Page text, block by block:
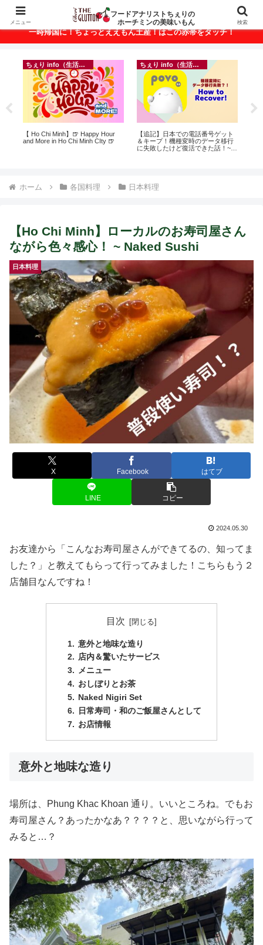
ベトナム・ホーチミンの美味いもんが満載！
一時帰国に！ちょっとええもん土産！はこの赤帯をタッチ！
ちぇり info（生活情報）
【 Ho Chi Minh】🍺 Happy Hour
and More in Ho Chi Minh CIty 🍺
ちぇり info（生活情報）
【追記】日本での電話番号ゲット
＆キープ！機種変時のデータ移行
に失敗したけど復活できた話！~
ホーム 各国料理 日本料理
【Ho Chi Minh】ローカルのお寿司屋さん
ながら色々感心！ ~ Naked Sushi
日本料理
X Facebook はてブ
LINE コピー
2024.05.30
お友達から「こんなお寿司屋さんができてるの、知ってま
した？」と教えてもらって行ってみました！こちらもう２
店舗目なんですね！
目次
意外と地味な造り
店内＆驚いたサービス
メニュー
おしぼりとお茶
Naked Nigiri Set
日常寿司・和のご飯屋さんとして
お店情報
意外と地味な造り
場所は、Phung Khac Khoan 通り。いいところね。でもお
寿司屋さん？あったかなあ？？？？と、思いながら行って
みると…？
メニュー
フードアナリストちぇりの
ホーチミンの美味いもん
検索